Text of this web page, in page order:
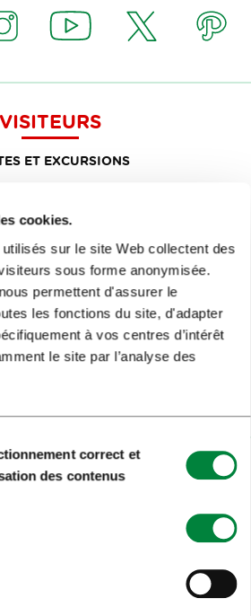
cookies.
sur le site Web collectent des
sous forme anonymisée.
permettent d'assurer le
les fonctions du site, d'adapter
à vos centres d’intérêt
le site par l’analyse des
correct et
des contenus
VISITEURS
ET EXCURSIONS
& BOISSON
VOYAGEURS
MEDIA
a été cofinancée par le Fonds européen
régional.